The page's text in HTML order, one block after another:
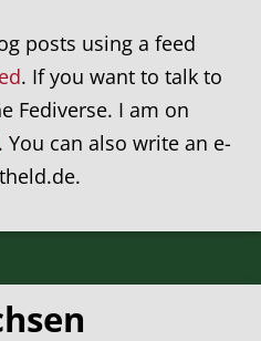
posts using a feed
. If you want to talk to
Fediverse. I am on
. You can also write an e-